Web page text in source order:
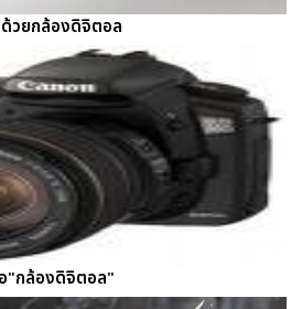
ด้วยกล้องดิจิตอล
"กล้องดิจิตอล"